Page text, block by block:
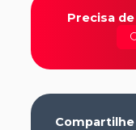
Precisa
Compartilhe